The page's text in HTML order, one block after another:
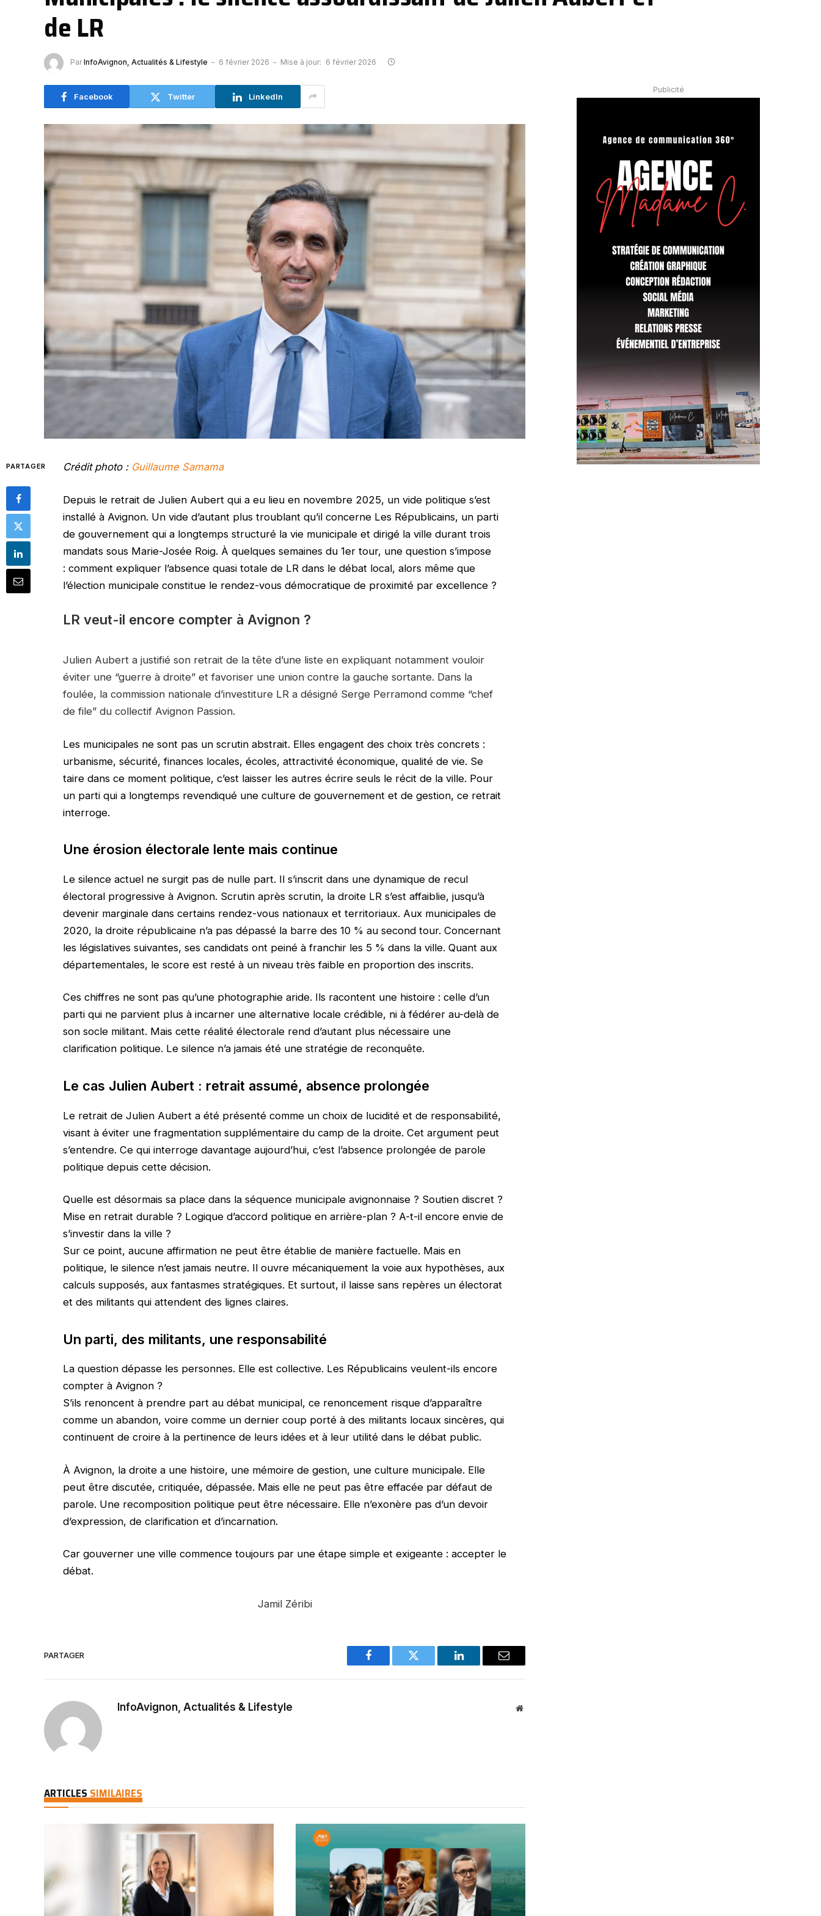
de LR
Par InfoAvignon, Actualités & Lifestyle 6 février 2026 Mise à jour: 6 février 2026
Facebook Twitter LinkedIn
PARTAGER Crédit photo : Guillaume Samama
Depuis le retrait de Julien Aubert qui a eu lieu en novembre 2025, un vide politique s’est
installé à Avignon. Un vide d’autant plus troublant qu’il concerne Les Républicains, un parti
de gouvernement qui a longtemps structuré la vie municipale et dirigé la ville durant trois
mandats sous Marie-Josée Roig. À quelques semaines du 1er tour, une question s’impose
: comment expliquer l’absence quasi totale de LR dans le débat local, alors même que
l’élection municipale constitue le rendez-vous démocratique de proximité par excellence ?
LR veut-il encore compter à Avignon ?
Julien Aubert a justifié son retrait de la tête d’une liste en expliquant notamment vouloir
éviter une “guerre à droite” et favoriser une union contre la gauche sortante. Dans la
foulée, la commission nationale d’investiture LR a désigné Serge Perramond comme “chef
de file” du collectif Avignon Passion.
Les municipales ne sont pas un scrutin abstrait. Elles engagent des choix très concrets :
urbanisme, sécurité, finances locales, écoles, attractivité économique, qualité de vie. Se
taire dans ce moment politique, c’est laisser les autres écrire seuls le récit de la ville. Pour
un parti qui a longtemps revendiqué une culture de gouvernement et de gestion, ce retrait
interroge.
Une érosion électorale lente mais continue
Le silence actuel ne surgit pas de nulle part. Il s’inscrit dans une dynamique de recul
électoral progressive à Avignon. Scrutin après scrutin, la droite LR s’est affaiblie, jusqu’à
devenir marginale dans certains rendez-vous nationaux et territoriaux. Aux municipales de
2020, la droite républicaine n’a pas dépassé la barre des 10 % au second tour. Concernant
les législatives suivantes, ses candidats ont peiné à franchir les 5 % dans la ville. Quant aux
départementales, le score est resté à un niveau très faible en proportion des inscrits.
Ces chiffres ne sont pas qu’une photographie aride. Ils racontent une histoire : celle d’un
parti qui ne parvient plus à incarner une alternative locale crédible, ni à fédérer au-delà de
son socle militant. Mais cette réalité électorale rend d’autant plus nécessaire une
clarification politique. Le silence n’a jamais été une stratégie de reconquête.
Le cas Julien Aubert : retrait assumé, absence prolongée
Le retrait de Julien Aubert a été présenté comme un choix de lucidité et de responsabilité,
visant à éviter une fragmentation supplémentaire du camp de la droite. Cet argument peut
s’entendre. Ce qui interroge davantage aujourd’hui, c’est l’absence prolongée de parole
politique depuis cette décision.
Quelle est désormais sa place dans la séquence municipale avignonnaise ? Soutien discret ?
Mise en retrait durable ? Logique d’accord politique en arrière-plan ? A-t-il encore envie de
s’investir dans la ville ?
Sur ce point, aucune affirmation ne peut être établie de manière factuelle. Mais en
politique, le silence n’est jamais neutre. Il ouvre mécaniquement la voie aux hypothèses, aux
calculs supposés, aux fantasmes stratégiques. Et surtout, il laisse sans repères un électorat
et des militants qui attendent des lignes claires.
Un parti, des militants, une responsabilité
La question dépasse les personnes. Elle est collective. Les Républicains veulent-ils encore
compter à Avignon ?
S’ils renoncent à prendre part au débat municipal, ce renoncement risque d’apparaître
comme un abandon, voire comme un dernier coup porté à des militants locaux sincères, qui
continuent de croire à la pertinence de leurs idées et à leur utilité dans le débat public.
À Avignon, la droite a une histoire, une mémoire de gestion, une culture municipale. Elle
peut être discutée, critiquée, dépassée. Mais elle ne peut pas être effacée par défaut de
parole. Une recomposition politique peut être nécessaire. Elle n’exonère pas d’un devoir
d’expression, de clarification et d’incarnation.
Car gouverner une ville commence toujours par une étape simple et exigeante : accepter le
débat.
Jamil Zéribi
PARTAGER
Facebook Twitter LinkedIn Email
InfoAvignon, Actualités & Lifestyle Website
ARTICLES SIMILAIRES
Publicité